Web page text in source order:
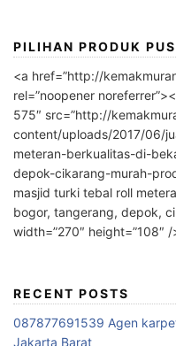
PILIHAN PRODUK
<a href=”http://
rel=”noopener
575″ src=”http://
content/uploads/2017/06/
meteran-berkualitas-di-
depok-cikarang-murah-
masjid turki tebal roll
bogor, tangerang, depok,
width=”270″ height=”108″
RECENT POSTS
087877691539 Agen
Jakarta Barat